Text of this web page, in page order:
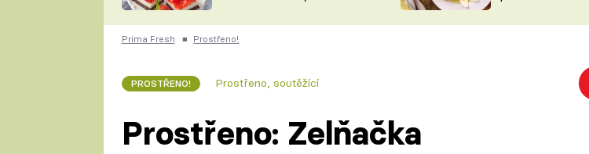
ČESKO NA TALÍŘI
KUCHAŘKA
VYCHYTÁVKY
Prima Fresh ■ Prostřeno!
PROSTŘENO! Prostřeno, soutěžící
Prostřeno: Zelňačka